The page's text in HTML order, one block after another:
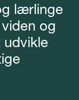
lærlinge
og
udvikle